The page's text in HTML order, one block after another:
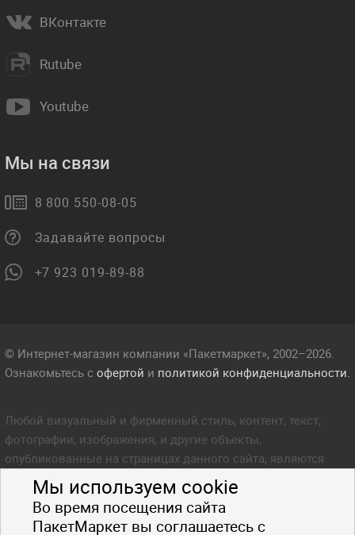
Мы используем cookie
Во время посещения сайта
ПакетМаркет вы соглашаетесь с
ВКонтакте
Rutube
Youtube
Мы на связи
8 800 550-08-05
Задавайте вопросы
+7 923 019-89-88
© Интернет-магазин компании «Пакетмаркет», 2002–2026.
Ознакомьтесь с офертой и политикой конфиденциальности.
Любой визуальный и фирменный стиль, контент, текст,
фотографии, изображения, и другие объекты,
опубликованные на страницах данного сайта, являются
объектом прав интеллектуальной собственности компании
Пакетмаркет. Любое копирование стиля, контента, текста,
фотографий, изображений и других объектов данного сайта